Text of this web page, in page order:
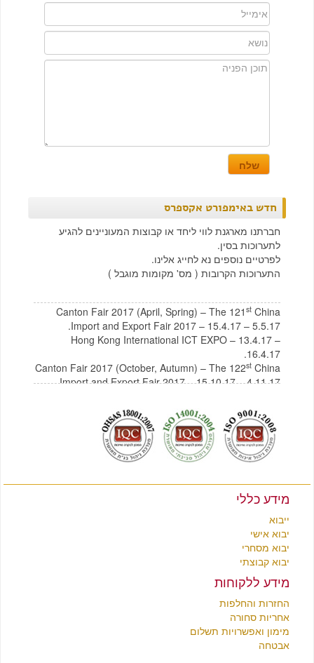
חדש באימפורט אקספרס
חברתנו מארגנת לווי ליחד או קבוצות המעוניינים להגיע
לתערוכות בסין.
לפרטיים נוספים נא לחייג אלינו.
התערוכות הקרובות ( מס' מקומות מוגבל )
Canton Fair 2017 (April, Spring) – The 121 stChina
Import and Export Fair 2017 – 15.4.17 – 5.5.17.
Hong Kong International ICT EXPO – 13.4.17 –
16.4.17.
Canton Fair 2017 (October, Autumn) – The 122 stChina
Import and Export Fair 2017 – 15.10.17 – 4.11.17
לצפייה בקטלוג רהיטים מסיןלחץ כאן
מידע כללי
ייבוא
יבוא אישי
יבוא מסחרי
יבוא קבוצתי
מידע ללקוחות
החזרות והחלפות
אחריות סחורה
מימון ואפשרויות תשלום
אבטחה